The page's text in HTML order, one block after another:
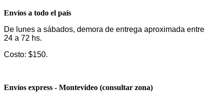
Envíos a todo el país
De lunes a sábados, demora de entrega aproximada entre
24 a 72 hs.
Costo: $150.
Envíos express - Montevideo (consultar zona)